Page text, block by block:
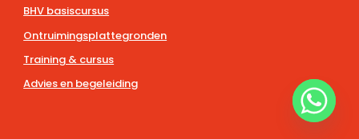
BHV basiscursus
Ontruimingsplattegronden
Training & cursus
Advies en begeleiding